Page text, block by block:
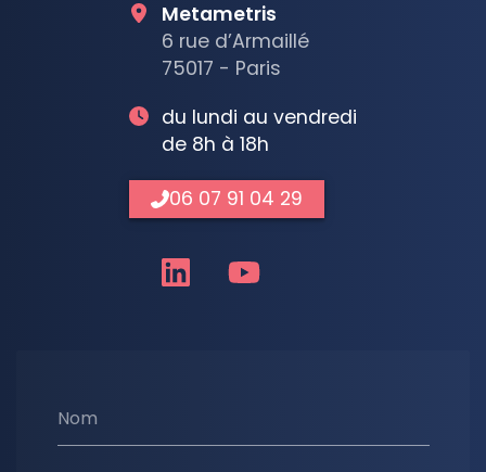
Nom
Metametris
6 rue d’Armaillé
75017 - Paris
du lundi au vendredi
de 8h à 18h
06 07 91 04 29